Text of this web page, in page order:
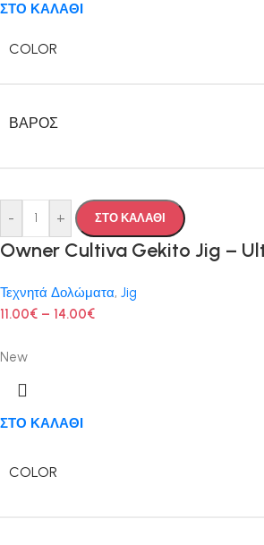
ΣΤΟ ΚΑΛΑΘΙ
COLOR
ΒΆΡΟΣ
- + ΣΤΟ ΚΑΛΑΘΙ
Owner Cultiva Gekito Jig –
Τεχνητά Δολώματα, Jig
11.00€ – 14.00€
New
ΣΤΟ ΚΑΛΑΘΙ
COLOR